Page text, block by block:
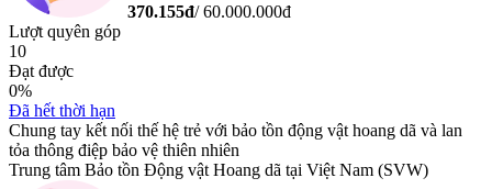
370.155đ/60.000.000đ
Lượt quyên góp
10
Đạt được
0%
Đã hết thời hạn
Chung tay kết nối thế hệ trẻ với bảo tồn động vật hoang dã và lan
tỏa thông điệp bảo vệ thiên nhiên
Trung tâm Bảo tồn Động vật Hoang dã tại Việt Nam (SVW)